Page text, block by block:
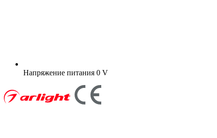
Напряжение питания 0 V